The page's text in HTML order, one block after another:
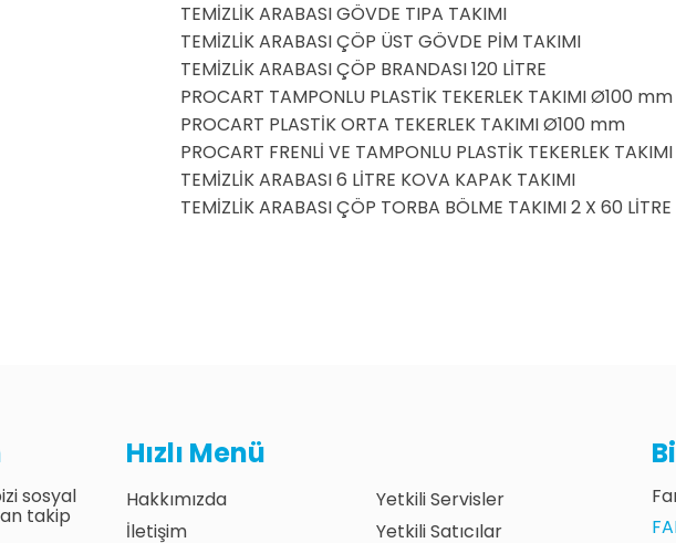
TEMİZLİK ARABASI GÖVDE TIPA TAKIMI
TEMİZLİK ARABASI ÇÖP ÜST GÖVDE PİM TAKIMI
TEMİZLİK ARABASI ÇÖP BRANDASI 120 LİTRE
PROCART TAMPONLU PLASTİK TEKERLEK TAKIMI Ø100 mm
PROCART PLASTİK ORTA TEKERLEK TAKIMI Ø100 mm
PROCART FRENLİ VE TAMPONLU PLASTİK TEKERLEK
TEMİZLİK ARABASI 6 LİTRE KOVA KAPAK TAKIMI
TEMİZLİK ARABASI ÇÖP TORBA BÖLME TAKIMI 2 X 60 LİTRE
sosyal
takip
Hızlı Menü
Hakkımızda
Yetkili Servisler
İletişim
Yetkili Satıcılar